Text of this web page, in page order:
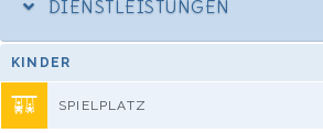
DIENSTLEISTUNGEN
KINDER
SPIELPLATZ